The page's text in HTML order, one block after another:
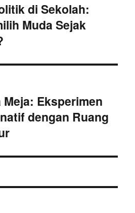
di Sekolah:
Muda Sejak
Meja: Eksperimen
dengan Ruang